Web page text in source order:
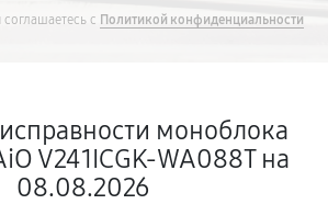
с Политикой конфиденциальности
моноблока
V241ICGK-WA088T на
08.08.2026